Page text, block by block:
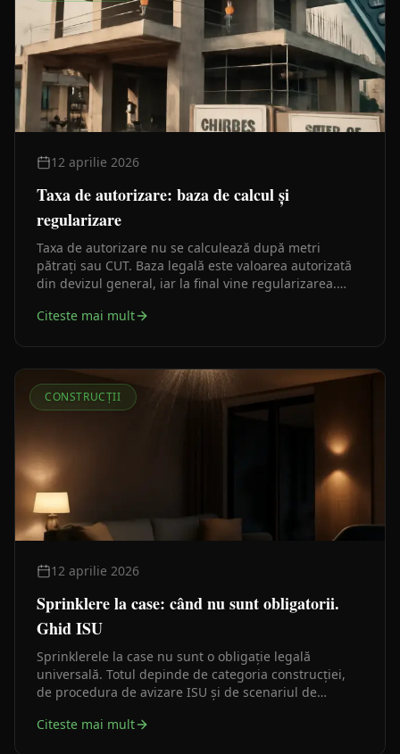
12 aprilie 2026
Taxa de autorizare: baza de calcul și
regularizare
Taxa de autorizare nu se calculează după metri
pătrați sau CUT. Baza legală este valoarea autorizată
din devizul general, iar la final vine regularizarea.
pe care le confundă majoritatea investitorilor.
Citeste mai mult
CONSTRUCȚII
12 aprilie 2026
Sprinklere la case: când nu sunt obligatorii.
Ghid ISU
Sprinklerele la case nu sunt o obligație legală
universală. Totul depinde de categoria construcției,
de procedura de avizare ISU și de scenariul de
Citeste mai mult